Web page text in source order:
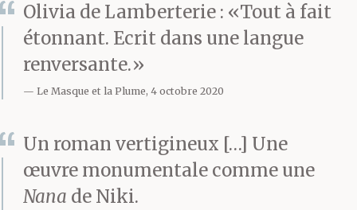
front et de ses yeux
bleus, jouir de sa
stupeur et de son
souhaiter finalement
tout le bonheur
Olivia de Lamberterie : «Tout à fait
étonnant. Ecrit dans une langue
renversante.»
Le Masque et la Plume, 4 octobre 2020
Un roman vertigineux […] Une
œuvre monumentale comme une
Nana de Niki.